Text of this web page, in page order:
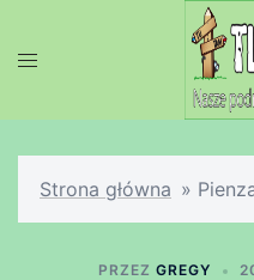
Strona główna »
PRZEZ GREGY